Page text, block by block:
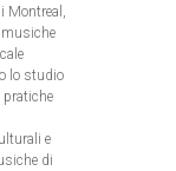
musiche
lo studio
pratiche
e
di